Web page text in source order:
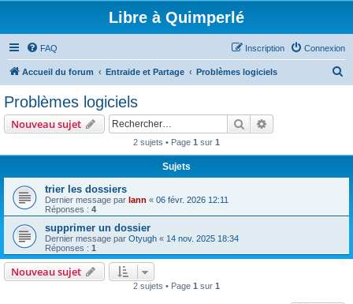
Libre à Quimperlé
FAQ Connexion
Inscription
Accueil du forum Entraide et Partage Problèmes logiciels
Problèmes logiciels
Nouveau sujet Rechercher
2 sujets • Page 1 sur 1
Sujets
trier les dossiers
Dernier message par lann « 06 févr. 2026 12:11
Réponses : 4
supprimer un dossier
Dernier message par Otyugh « 14 nov. 2025 18:34
Réponses : 1
Nouveau sujet
2 sujets • Page 1 sur 1